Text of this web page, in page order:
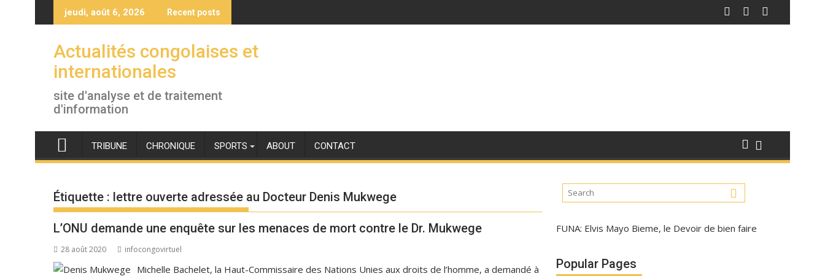
to
jeudi, août 6, 2026 Recent posts
Actualités congolaises et
internationales
site d'analyse et de traitement
d'information
TRIBUNE CHRONIQUE SPORTS ABOUT CONTACT
Étiquette : lettre ouverte adressée au Docteur Denis Mukwege
L’ONU demande une enquête sur les menaces de mort contre le Dr. Mukwege
28 août 2020 infocongovirtuel
Michelle Bachelet, la Haut-Commissaire des Nations Unies aux droits de l’homme, a demandé à
FUNA: Elvis Mayo Bieme, le Devoir de bien faire
Popular Pages